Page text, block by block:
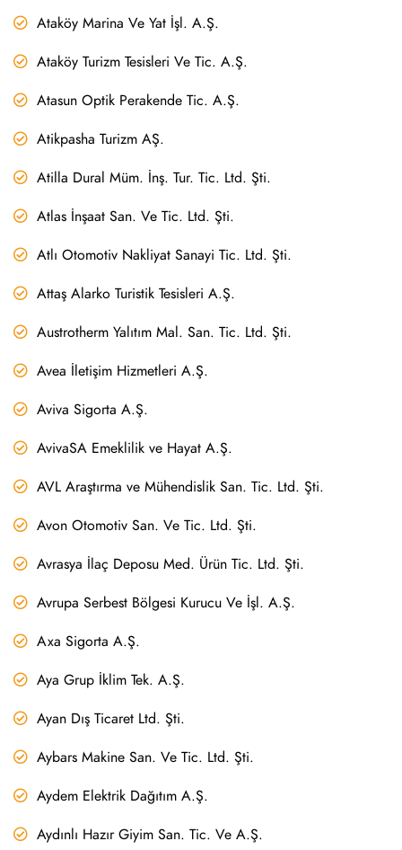
Ataköy Marina Ve Yat İşl. A.Ş.
Ataköy Turizm Tesisleri Ve Tic. A.Ş.
Atasun Optik Perakende Tic. A.Ş.
Atikpasha Turizm AŞ.
Atilla Dural Müm. İnş. Tur. Tic. Ltd. Şti.
Atlas İnşaat San. Ve Tic. Ltd. Şti.
Atlı Otomotiv Nakliyat Sanayi Tic. Ltd. Şti.
Attaş Alarko Turistik Tesisleri A.Ş.
Austrotherm Yalıtım Mal. San. Tic. Ltd. Şti.
Avea İletişim Hizmetleri A.Ş.
Aviva Sigorta A.Ş.
AvivaSA Emeklilik ve Hayat A.Ş.
AVL Araştırma ve Mühendislik San. Tic. Ltd. Şti.
Avon Otomotiv San. Ve Tic. Ltd. Şti.
Avrasya İlaç Deposu Med. Ürün Tic. Ltd. Şti.
Avrupa Serbest Bölgesi Kurucu Ve İşl. A.Ş.
Axa Sigorta A.Ş.
Aya Grup İklim Tek. A.Ş.
Ayan Dış Ticaret Ltd. Şti.
Aybars Makine San. Ve Tic. Ltd. Şti.
Aydem Elektrik Dağıtım A.Ş.
Aydınlı Hazır Giyim San. Tic. Ve A.Ş.